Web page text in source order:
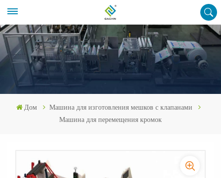
Дом
Машина для изготовления мешков с клапанами
Машина для перемещения кромок